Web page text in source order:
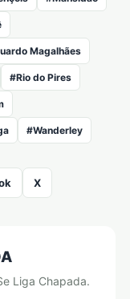
Magalhães
#Rio do Pires
#Wanderley
X
Liga Chapada.